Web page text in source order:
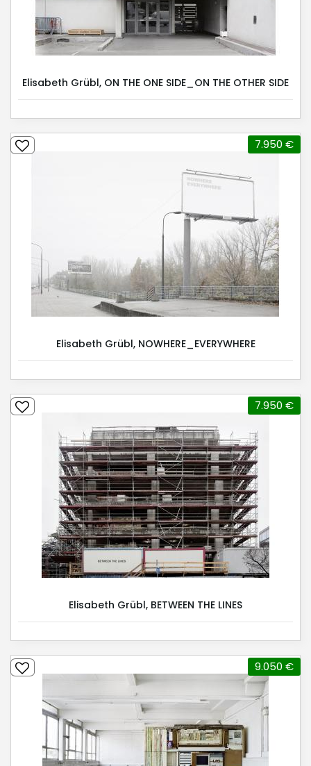
Elisabeth Grübl, ON THE ONE SIDE_ON THE OTHER SIDE
Elisabeth Grübl, NOWHERE_EVERYWHERE
7.950 €
Elisabeth Grübl, BETWEEN THE LINES
7.950 €
9.050 €